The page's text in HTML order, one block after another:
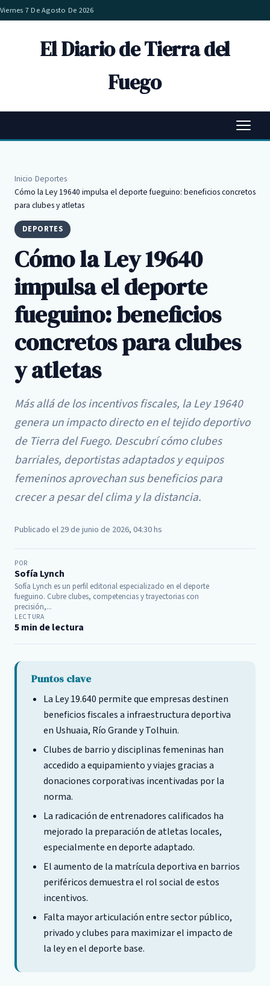
Viernes 7 De Agosto De 2026
El Diario de Tierra del
Fuego
Inicio Deportes
Cómo la Ley 19640 impulsa el deporte fueguino: beneficios concretos
para clubes y atletas
DEPORTES
Cómo la Ley 19640
impulsa el deporte
fueguino: beneficios
concretos para clubes
y atletas
Más allá de los incentivos fiscales, la Ley 19640
genera un impacto directo en el tejido deportivo
de Tierra del Fuego. Descubrí cómo clubes
barriales, deportistas adaptados y equipos
femeninos aprovechan sus beneficios para
crecer a pesar del clima y la distancia.
Publicado el 29 de junio de 2026, 04:30 hs
POR
Sofía Lynch
Sofía Lynch es un perfil editorial especializado en el deporte
fueguino. Cubre clubes, competencias y trayectorias con
precisión,...
LECTURA
5 min de lectura
Puntos clave
La Ley 19.640 permite que empresas destinen
beneficios fiscales a infraestructura deportiva
en Ushuaia, Río Grande y Tolhuin.
Clubes de barrio y disciplinas femeninas han
accedido a equipamiento y viajes gracias a
donaciones corporativas incentivadas por la
norma.
La radicación de entrenadores calificados ha
mejorado la preparación de atletas locales,
especialmente en deporte adaptado.
El aumento de la matrícula deportiva en barrios
periféricos demuestra el rol social de estos
incentivos.
Falta mayor articulación entre sector público,
privado y clubes para maximizar el impacto de
la ley en el deporte base.